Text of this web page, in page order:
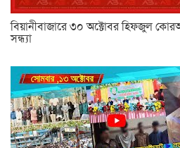
বিয়ানীবাজারে ৩০ অক্টোবর হিফজুল
সন্ধ্যা